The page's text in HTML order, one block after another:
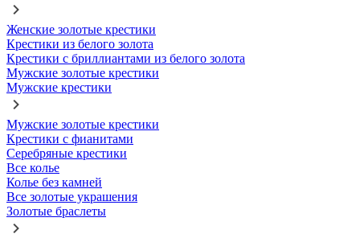
Женские золотые крестики
Крестики из белого золота
Крестики с бриллиантами из белого золота
Мужские золотые крестики
Мужские крестики
Мужские золотые крестики
Крестики с фианитами
Серебряные крестики
Все колье
Колье без камней
Все золотые украшения
Золотые браслеты